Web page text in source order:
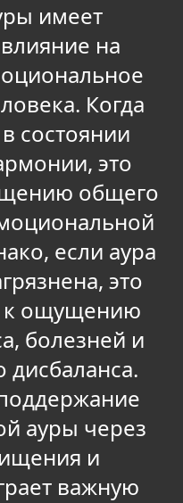
имеет
на
Когда
состоянии
это
общего
если аура
это
к ощущению
болезней и
ауры через
и
важную